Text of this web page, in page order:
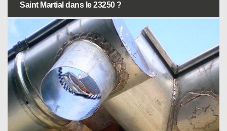
Saint Martial dans le 23250 ?